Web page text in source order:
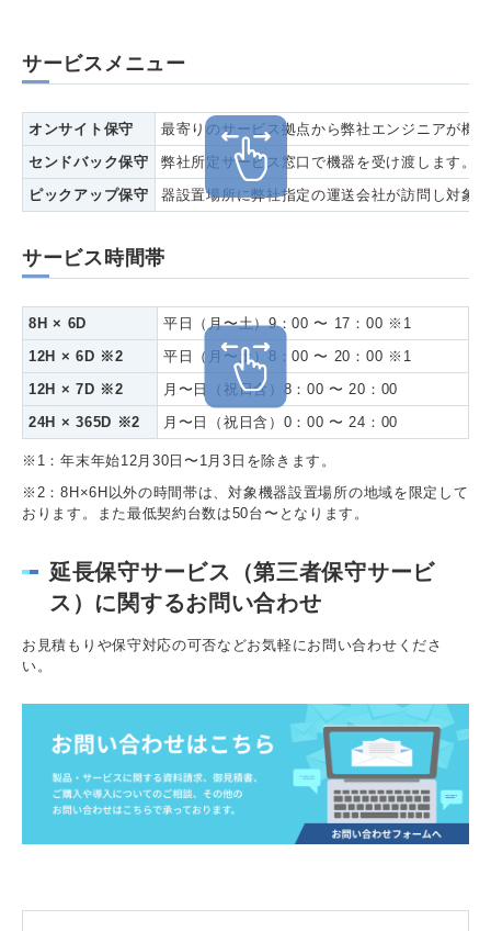
サービスメニュー
オンサイト保守
最寄りのサービス拠点から弊社エンジニアが機
センドバック保守
弊社所定サービス窓口で機器を受け渡します。
ピックアップ保守
器設置場所に弊社指定の運送会社が訪問し対象
サービス時間帯
8H × 6D
平日（月〜土）9：00 〜 17：00 ※1
12H × 6D ※2
平日（月〜土）8：00 〜 20：00 ※1
12H × 7D ※2
月〜日（祝日含）8：00 〜 20：00
24H × 365D ※2
月〜日（祝日含）0：00 〜 24：00
※1：年末年始12月30日〜1月3日を除きます。
※2：8H×6H以外の時間帯は、対象機器設置場所の地域を限定して
おります。また最低契約台数は50台〜となります。
延長保守サービス（第三者保守サービ
ス）に関するお問い合わせ
お見積もりや保守対応の可否などお気軽にお問い合わせくださ
い。